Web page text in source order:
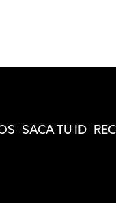
SACA TU ID